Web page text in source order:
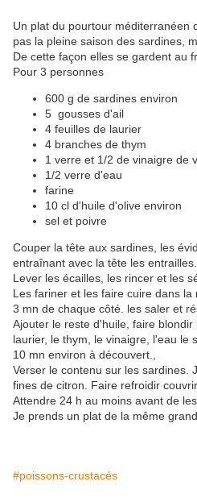
Un plat du pourtour méditerranéen
pas la pleine saison des sardines,
De cette façon elles se gardent au
Pour 3 personnes
600 g de sardines environ
5 gousses d'ail
4 feuilles de laurier
4 branches de thym
1 verre et 1/2 de vinaigre de
1/2 verre d'eau
farine
10 cl d'huile d'olive environ
sel et poivre
Couper la tête aux sardines, les
entraînant avec la tête les entrailles.
Lever les écailles, les rincer et les
Les fariner et les faire cuire dans
3 mn de chaque côté. les saler et
Ajouter le reste d'huile, faire
laurier, le thym, le vinaigre, l'eau le
10 mn environ à découvert.,
Verser le contenu sur les sardines.
fines de citron. Faire refroidir
Attendre 24 h au moins avant de
Je prends un plat de la même
#poissons-crustacés